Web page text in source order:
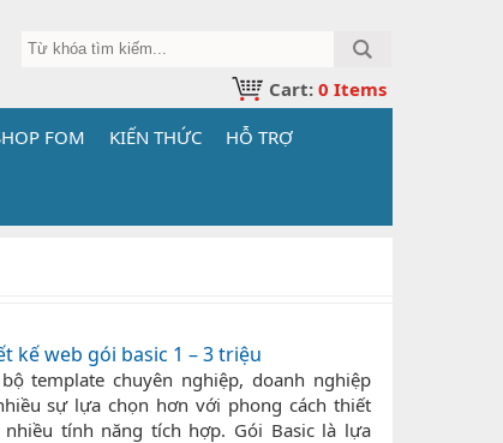
Cart: 0 Items
FOM KIẾN THỨC HỖ TRỢ
kế web gói basic 1 – 3 triệu
template chuyên nghiệp, doanh nghiệp
sự lựa chọn hơn với phong cách thiết
tính năng tích hợp. Gói Basic là lựa